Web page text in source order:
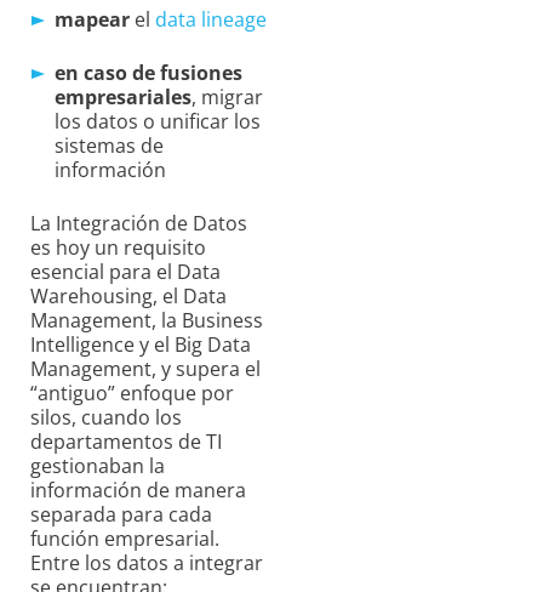
mapear el data lineage
en caso de fusiones
empresariales, migrar
los datos o unificar los
sistemas de
información
La Integración de Datos
es hoy un requisito
esencial para el Data
Warehousing, el Data
Management, la Business
Intelligence y el Big Data
Management, y supera el
“antiguo” enfoque por
silos, cuando los
departamentos de TI
gestionaban la
información de manera
separada para cada
función empresarial.
Entre los datos a integrar